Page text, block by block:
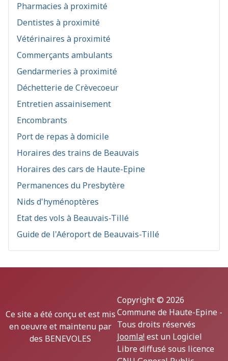
Pharmacies à proximité
Dentistes à proximité
Vétérinaires à proximité
Commerçants ambulants
Gendarmeries à proximité
Déchetterie de Crèvecoeur
Entretien assainisement
Encombrants
Port de repas à domicile
Horaires des trains de Beauvais
Horaires des cars de Haute-Epine
Permanences du Presbytère
Nids d'hyménoptères
Etat des vols à Beauvais-Tillé
Guide de l'Aéroport de Beauvais-Tillé
Ce site a été conçu et est mis
en oeuvre et maintenu par
des BENEVOLES
Copyright © 2026
Commune de Haute-Epine -
Tous droits réservés
Joomla!est un Logiciel
Libre diffusé sous licence